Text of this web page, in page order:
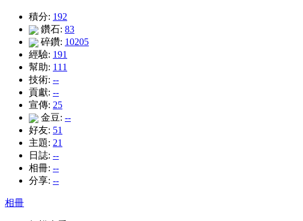
積分: 192
鑽石: 83
碎鑽: 10205
經驗: 191
幫助: 111
技術: --
貢獻: --
宣傳: 25
金豆: --
好友: 51
主題: 21
日誌: --
相冊: --
分享: --
相冊